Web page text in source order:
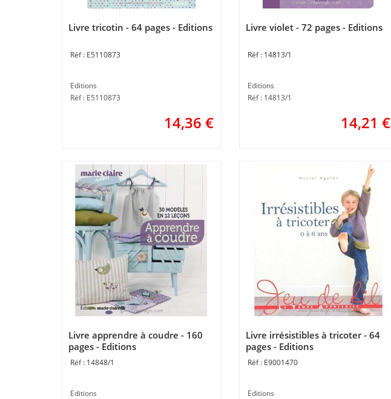
Livre tricotin - 64 pages - Editions
E5110873
Editions
Réf : E5110873
14,36 €
Livre violet - 72 pages - Editions
14813/1
Editions
Réf : 14813/1
14,21 €
Livre apprendre à coudre - 160
pages - Editions
14848/1
Editions
Livre irrésistibles à tricoter - 64
pages - Editions
E9001470
Editions